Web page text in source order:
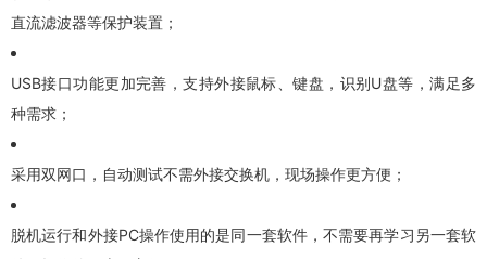
直流滤波器等保护装置；
USB接口功能更加完善，支持外接鼠标、键盘，识别U盘等，满足多
种需求；
采用双网口，自动测试不需外接交换机，现场操作更方便；
脱机运行和外接PC操作使用的是同一套软件，不需要再学习另一套软